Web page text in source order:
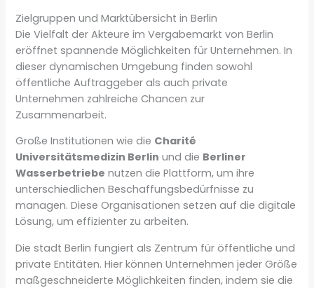
Zielgruppen und Marktübersicht in Berlin
Die Vielfalt der Akteure im Vergabemarkt von Berlin
eröffnet spannende Möglichkeiten für Unternehmen. In
dieser dynamischen Umgebung finden sowohl
öffentliche Auftraggeber als auch private
Unternehmen zahlreiche Chancen zur
Zusammenarbeit.
Große Institutionen wie die Charité
Universitätsmedizin Berlin und die Berliner
Wasserbetriebe nutzen die Plattform, um ihre
unterschiedlichen Beschaffungsbedürfnisse zu
managen. Diese Organisationen setzen auf die digitale
Lösung, um effizienter zu arbeiten.
Die stadt Berlin fungiert als Zentrum für öffentliche und
private Entitäten. Hier können Unternehmen jeder Größe
maßgeschneiderte Möglichkeiten finden, indem sie die